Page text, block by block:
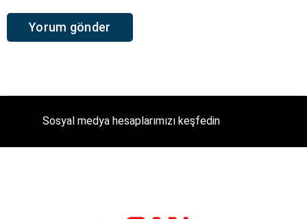
Sosyal medya hesaplarımızı keşfedin